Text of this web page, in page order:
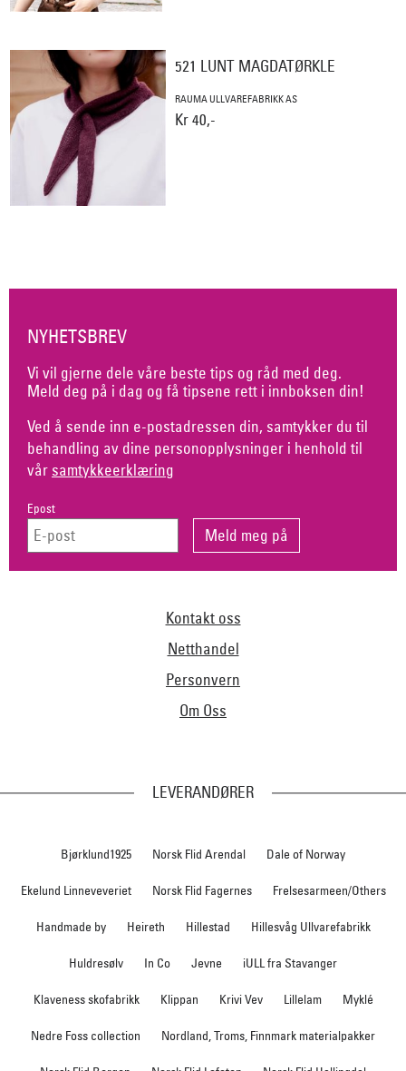
521 LUNT MAGDATØRKLE
RAUMA ULLVAREFABRIKK AS
Kr 40,-
NYHETSBREV
Vi vil gjerne dele våre beste tips og råd med deg.
Meld deg på i dag og få tipsene rett i innboksen din!
Ved å sende inn e-postadressen din, samtykker du til
behandling av dine personopplysninger i henhold til
vår samtykkeerklæring
Epost
Kontakt oss
Netthandel
Personvern
Om Oss
LEVERANDØRER
Bjørklund1925 Norsk Flid Arendal Dale of Norway
Ekelund Linneveveriet Norsk Flid Fagernes Frelsesarmeen/Others
Handmade by Heireth Hillestad Hillesvåg Ullvarefabrikk
Huldresølv In Co Jevne iULL fra Stavanger
Klaveness skofabrikk Klippan Krivi Vev Lillelam Myklé
Nedre Foss collection Nordland, Troms, Finnmark materialpakker